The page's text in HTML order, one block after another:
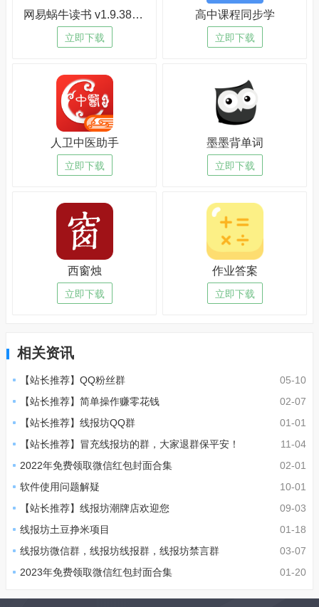
网易蜗牛读书 v1.9.38绿化版
立即下载
高中课程同步学
立即下载
人卫中医助手
立即下载
墨墨背单词
立即下载
西窗烛
立即下载
作业答案
立即下载
相关资讯
05-10
【站长推荐】QQ粉丝群
02-07
【站长推荐】简单操作赚零花钱
01-01
【站长推荐】线报坊QQ群
11-04
【站长推荐】冒充线报坊的群，大家退群保平安！
02-01
2022年免费领取微信红包封面合集
10-01
软件使用问题解疑
09-03
【站长推荐】线报坊潮牌店欢迎您
01-18
线报坊土豆挣米项目
03-07
线报坊微信群，线报坊线报群，线报坊禁言群
01-20
2023年免费领取微信红包封面合集